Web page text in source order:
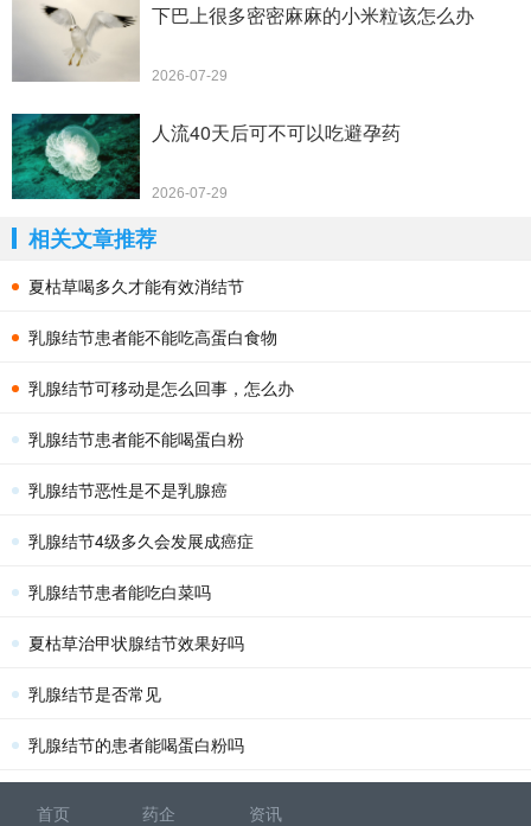
下巴上很多密密麻麻的小米粒该怎么办
2026-07-29
人流40天后可不可以吃避孕药
2026-07-29
相关文章推荐
夏枯草喝多久才能有效消结节
乳腺结节患者能不能吃高蛋白食物
乳腺结节可移动是怎么回事，怎么办
乳腺结节患者能不能喝蛋白粉
乳腺结节恶性是不是乳腺癌
乳腺结节4级多久会发展成癌症
乳腺结节患者能吃白菜吗
夏枯草治甲状腺结节效果好吗
乳腺结节是否常见
乳腺结节的患者能喝蛋白粉吗
首页 药企 资讯